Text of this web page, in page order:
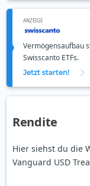
ANZEIGE
Vermögensaufbau
Swisscanto ETFs.
Jetzt starten!
Rendite
Hier siehst du die
Vanguard USD